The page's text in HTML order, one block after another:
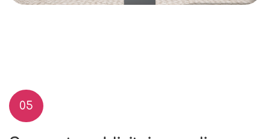
05